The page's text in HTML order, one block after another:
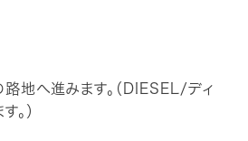
地へ進みます。（DIESEL/ディ
。）